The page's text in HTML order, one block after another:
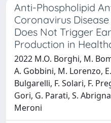
Anti-Phospholipid
Coronavirus
Does Not Trigger
Production in
2022 M.O. Borghi, M.
A. Gobbini, M. Lorenzo,
Bulgarelli, F. Solari, F.
Gori, G. Parati, S.
Meroni